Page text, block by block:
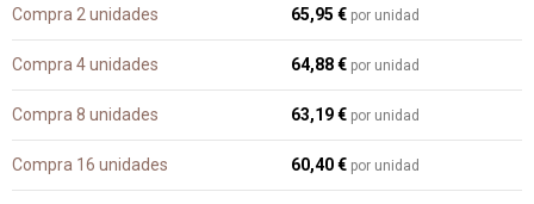
Compra 2 unidades 65,95 € por unidad
Compra 4 unidades 64,88 € por unidad
Compra 8 unidades 63,19 € por unidad
Compra 16 unidades 60,40 € por unidad